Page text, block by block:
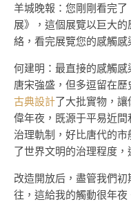
羊城晚報：您剛剛看完
展》，這個展覽以巨大
絡，看完展覽您的感觸感
何建明：最直接的感觸
唐宋強盛，但多逗留在
古典設計了大批實物，
偉年夜，既源于平易近
治理軌制，好比唐代的
了世界文明的治理程度，
改造開放后，盡管我們
往，這給我的觸動很年